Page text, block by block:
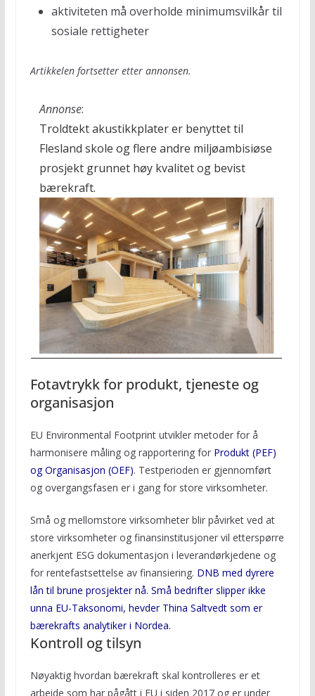
aktiviteten må overholde minimumsvilkår til
sosiale rettigheter
Artikkelen fortsetter etter annonsen.
Annonse:
Troldtekt akustikkplater er benyttet til
Flesland skole og flere andre miljøambisiøse
prosjekt grunnet høy kvalitet og bevist
bærekraft.
Fotavtrykk for produkt, tjeneste og
organisasjon
EU Environmental Footprint utvikler metoder for å
harmonisere måling og rapportering for Produkt (PEF)
og Organisasjon (OEF). Testperioden er gjennomført
og overgangsfasen er i gang for store virksomheter.
Små og mellomstore virksomheter blir påvirket ved at
store virksomheter og finansinstitusjoner vil etterspørre
anerkjent ESG dokumentasjon i leverandørkjedene og
for rentefastsettelse av finansiering. DNB med dyrere
lån til brune prosjekter nå. Små bedrifter slipper ikke
unna EU-Taksonomi, hevder Thina Saltvedt som er
bærekrafts analytiker i Nordea.
Kontroll og tilsyn
Nøyaktig hvordan bærekraft skal kontrolleres er et
arbeide som har pågått i EU i siden 2017 og er under